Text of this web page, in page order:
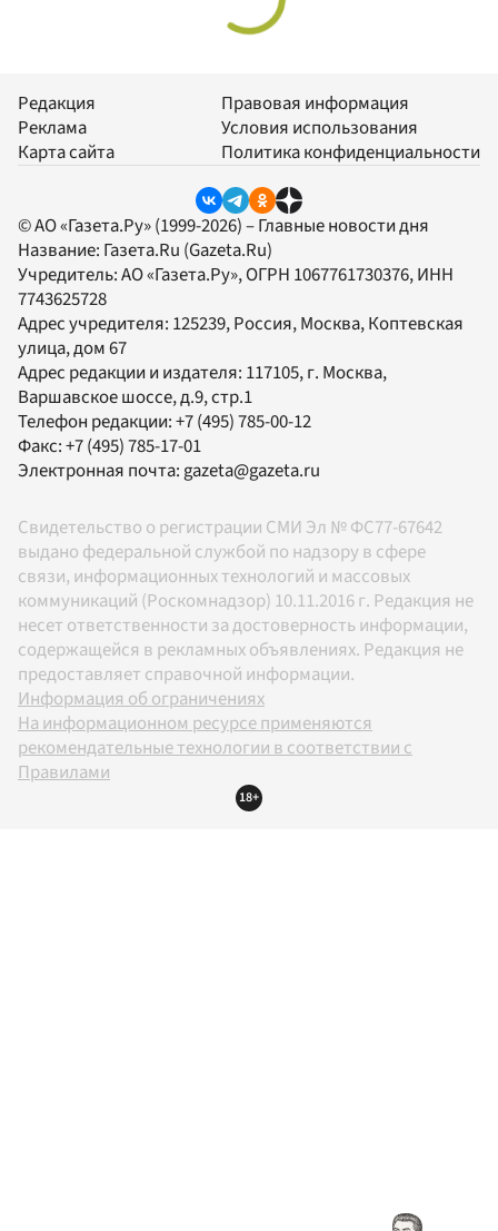
Редакция
Реклама
Карта сайта
Правовая информация
Условия использования
Политика конфиденциальности
© АО «Газета.Ру» (1999-2026) – Главные новости дня
Название: Газета.Ru (Gazeta.Ru)
Учредитель:АО «Газета.Ру», ОГРН 1067761730376, ИНН
7743625728
Адрес учредителя: 125239, Россия, Москва, Коптевская
улица, дом 67
Адрес редакции и издателя: 117105, г. Москва,
Варшавское шоссе, д.9, стр.1
Телефон редакции:+7 (495) 785-00-12
Факс:+7 (495) 785-17-01
Электронная почта:gazeta@gazeta.ru
Свидетельство о регистрации СМИ Эл № ФС77-67642
выдано федеральной службой по надзору в сфере
связи, информационных технологий и массовых
коммуникаций (Роскомнадзор) 10.11.2016 г. Редакция не
несет ответственности за достоверность информации,
содержащейся в рекламных объявлениях. Редакция не
предоставляет справочной информации.
Информация об ограничениях
На информационном ресурсе применяются
рекомендательные технологии в соответствии с
Правилами
18+